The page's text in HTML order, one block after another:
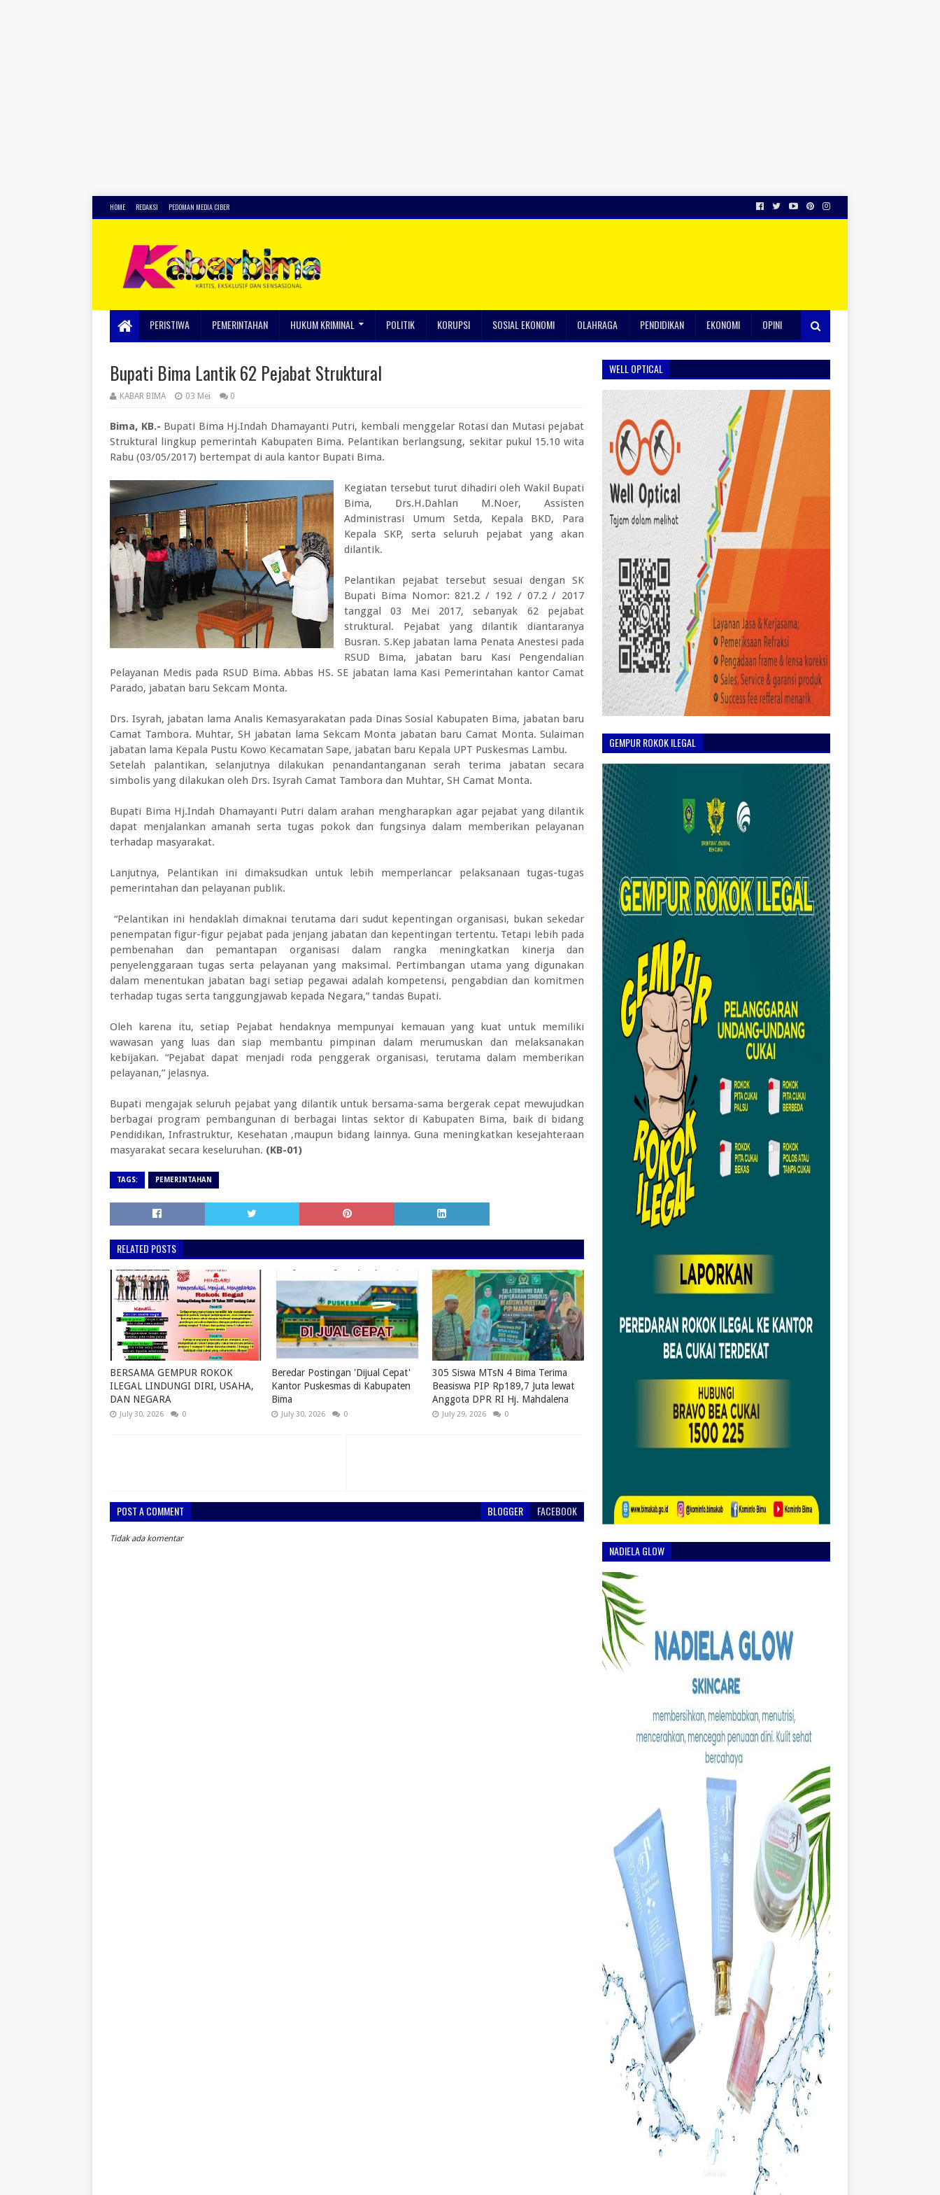
HOME REDAKSI PEDOMAN MEDIA CIBER
PERISTIWA PEMERINTAHAN HUKUM KRIMINAL POLITIK KORUPSI SOSIAL EKONOMI OLAHRAGA PENDIDIKAN EKONOMI OPINI
Bupati Bima Lantik 62 Pejabat Struktural
KABAR BIMA 03 Mei 0
Bima, KB.- Bupati Bima Hj.Indah Dhamayanti Putri, kembali menggelar Rotasi dan Mutasi pejabat
Struktural lingkup pemerintah Kabupaten Bima. Pelantikan berlangsung, sekitar pukul 15.10 wita
Rabu (03/05/2017) bertempat di aula kantor Bupati Bima.
Kegiatan tersebut turut dihadiri oleh Wakil Bupati
Bima, Drs.H.Dahlan M.Noer, Assisten
Administrasi Umum Setda, Kepala BKD, Para
Kepala SKP, serta seluruh pejabat yang akan
dilantik.
Pelantikan pejabat tersebut sesuai dengan SK
Bupati Bima Nomor: 821.2 / 192 / 07.2 / 2017
tanggal 03 Mei 2017, sebanyak 62 pejabat
struktural. Pejabat yang dilantik diantaranya
Busran. S.Kep jabatan lama Penata Anestesi pada
RSUD Bima, jabatan baru Kasi Pengendalian
Pelayanan Medis pada RSUD Bima. Abbas HS. SE jabatan lama Kasi Pemerintahan kantor Camat
Parado, jabatan baru Sekcam Monta.
Drs. Isyrah, jabatan lama Analis Kemasyarakatan pada Dinas Sosial Kabupaten Bima, jabatan baru
Camat Tambora. Muhtar, SH jabatan lama Sekcam Monta jabatan baru Camat Monta. Sulaiman
jabatan lama Kepala Pustu Kowo Kecamatan Sape, jabatan baru Kepala UPT Puskesmas Lambu.
Setelah palantikan, selanjutnya dilakukan penandantanganan serah terima jabatan secara
simbolis yang dilakukan oleh Drs. Isyrah Camat Tambora dan Muhtar, SH Camat Monta.
Bupati Bima Hj.Indah Dhamayanti Putri dalam arahan mengharapkan agar pejabat yang dilantik
dapat menjalankan amanah serta tugas pokok dan fungsinya dalam memberikan pelayanan
terhadap masyarakat.
Lanjutnya, Pelantikan ini dimaksudkan untuk lebih memperlancar pelaksanaan tugas-tugas
pemerintahan dan pelayanan publik.
“Pelantikan ini hendaklah dimaknai terutama dari sudut kepentingan organisasi, bukan sekedar
penempatan figur-figur pejabat pada jenjang jabatan dan kepentingan tertentu. Tetapi lebih pada
pembenahan dan pemantapan organisasi dalam rangka meningkatkan kinerja dan
penyelenggaraan tugas serta pelayanan yang maksimal. Pertimbangan utama yang digunakan
dalam menentukan jabatan bagi setiap pegawai adalah kompetensi, pengabdian dan komitmen
terhadap tugas serta tanggungjawab kepada Negara,” tandas Bupati.
Oleh karena itu, setiap Pejabat hendaknya mempunyai kemauan yang kuat untuk memiliki
wawasan yang luas dan siap membantu pimpinan dalam merumuskan dan melaksanakan
kebijakan. “Pejabat dapat menjadi roda penggerak organisasi, terutama dalam memberikan
pelayanan,” jelasnya.
Bupati mengajak seluruh pejabat yang dilantik untuk bersama-sama bergerak cepat mewujudkan
berbagai program pembangunan di berbagai lintas sektor di Kabupaten Bima, baik di bidang
Pendidikan, Infrastruktur, Kesehatan ,maupun bidang lainnya. Guna meningkatkan kesejahteraan
masyarakat secara keseluruhan. (KB-01)
TAGS: PEMERINTAHAN
RELATED POSTS
BERSAMA GEMPUR ROKOK
ILEGAL LINDUNGI DIRI, USAHA,
DAN NEGARA
July 30, 2026 0
Beredar Postingan 'Dijual Cepat'
Kantor Puskesmas di Kabupaten
Bima
July 30, 2026 0
305 Siswa MTsN 4 Bima Terima
Beasiswa PIP Rp189,7 Juta lewat
Anggota DPR RI Hj. Mahdalena
July 29, 2026 0
POST A COMMENT BLOGGER FACEBOOK
Tidak ada komentar
WELL OPTICAL
GEMPUR ROKOK ILEGAL
NADIELA GLOW